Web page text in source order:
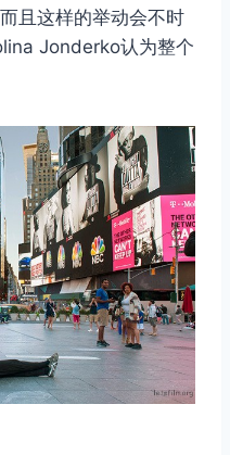
且这样的举动会不时
Jonderko认为整个